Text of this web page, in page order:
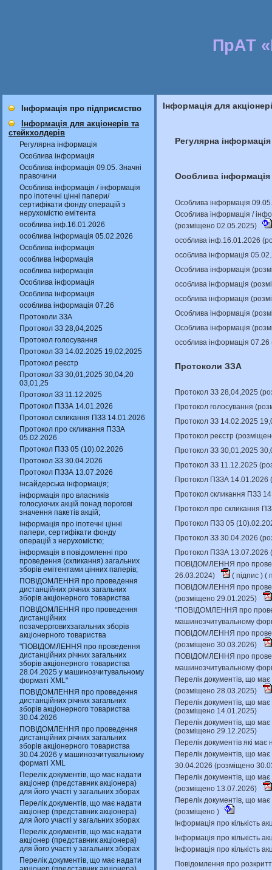
ПрАТ
Інформація про підприємство
Інформація для акціонерів та
стейкхолдерів
Регулярна інформація
Особлива інформація
Особлива інформація 09.05. Значні
правочини
Особлива інформація / інформація
про іпотечні цінні папери/
сертифікати фонду операцій з
нерухомістю емітента
особлива інф.16.01.2026
особлива інформація 05.02.2026
Особлива інформація
особлива інформація
особлива інформація
Особлива інформація
Особлива інформація
особлива інформація 07.26
Протоколи ЗЗА
Протокол ЗЗ 28,04,2025
Протокол голосування
Протокол ЗЗ 14.02.2025 19,02,2025
Протокол реєстр
Протокол ЗЗ 30,01,2025 30,04,20
03,01,25
Протокол ЗЗ 11.12.2025
Протокол ПЗЗА 14.01.2026
Протокол скликання ПЗЗ 14.01.2026
Протокол про скликання ПЗЗА
05.02.2026
Протокол ПЗЗ 05 (10).02.2026
Протокол ЗЗ 30.04.2026
Протокол ПЗЗА 13.07.2026
інсайдерська інформація;
інформація про власників
голосуючих акцій понад порогові
значення пакетів акцій;
інформація про іпотечні цінні
папери, сертифікати фонду
операцій з нерухомістю;
інформація в повідомленні про
проведення (скликання) загальних
зборів емітентами цінних паперів;
ПОВІДОМЛЕННЯ про проведення
дистанційних річних загальних
зборів акціонерного товариства
ПОВІДОМЛЕННЯ про проведення
дистанційних
позачеррговихзагальних зборів
акціонерного товариства
"ПОВІДОМЛЕННЯ про проведення
дистанційних річних загальних
зборів акціонерного товариства
28.04.2025 у машинозчитувальному
форматі XML"
ПОВІДОМЛЕННЯ про проведення
дистанційних річних загальних
зборів акціонерного товариства
30.04.2026
ПОВІДОМЛЕННЯ про проведення
дистанційних річних загальних
зборів акціонерного товариства
30.04.2026 у машинозчитувальному
форматі XML
Перелік документів, що має надати
акціонер (представник акціонера)
для його участі у загальних зборах
Перелік документів, що має надати
акціонер (представник акціонера)
для його участі у загальних зборах
Перелік документів, що має надати
акціонер (представник акціонера)
для його участі у загальних зборах
Перелік документів, що має надати
Інформація для
Регулярна інформація
Особлива інформація
Особлива інформація
Особлива інформація /
(розміщено 02.05.2025)
особлива інф.16.01.2026
особлива інформація
Особлива інформація
особлива інформація
особлива інформація
Особлива інформація
Особлива інформація
особлива інформація
Протоколи ЗЗА
Протокол ЗЗ 28,04,2025
Протокол голосування
Протокол ЗЗ 14.02.2025
Протокол реєстр
Протокол ЗЗ 30,01,2025
Протокол ЗЗ 11.12.2025
Протокол ПЗЗА
Протокол скликання ПЗЗ
Протокол про скликання
Протокол ПЗЗ 05
Протокол ЗЗ 30.04.2026
Протокол ПЗЗА
ПОВІДОМЛЕННЯ про
26.03.2024)
( підпис ) (
ПОВІДОМЛЕННЯ про
(розміщено 29.01.2025)
"ПОВІДОМЛЕННЯ про
машинозчитувальному
ПОВІДОМЛЕННЯ про
(розміщено 30.03.2026)
ПОВІДОМЛЕННЯ про
машинозчитувальному
Перелік документів, що
(розміщено 28.03.2025)
Перелік документів, що
(розміщено 14.01.2025)
Перелік документів, що
(розміщено 29.12.2025)
Перелік документів які
Перелік документів, що
30.04.2026 (розміщено
Перелік документів, що
(розміщено 13.07.2026)
Перелік документів, що
(розміщено )
Інформація про кількість
Інформація про кількість
Інформація про кількість
Повідомлення про